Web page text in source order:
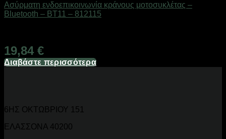
Ασύρματη ενδοεπικοινωνία κράνους μοτοσυκλέτας –
Bluetooth – BT11 – 812115
19,84 €
Διαβάστε περισσότερα
6ΗΣ ΟΚΤΩΒΡΙΟΥ 151
ΕΛΑΣΣΟΝΑ 40200